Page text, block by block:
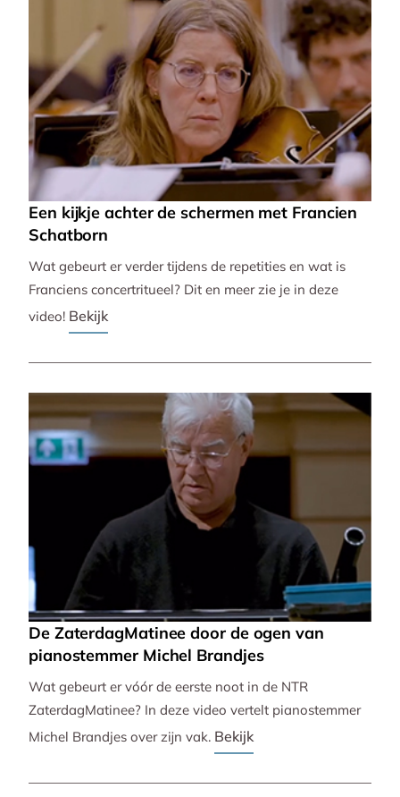
Een kijkje achter de schermen met Francien
Schatborn
Wat gebeurt er verder tijdens de repetities en wat is
Franciens concertritueel? Dit en meer zie je in deze
video! Bekijk
De ZaterdagMatinee door de ogen van
pianostemmer Michel Brandjes
Wat gebeurt er vóór de eerste noot in de NTR
ZaterdagMatinee? In deze video vertelt pianostemmer
Michel Brandjes over zijn vak. Bekijk